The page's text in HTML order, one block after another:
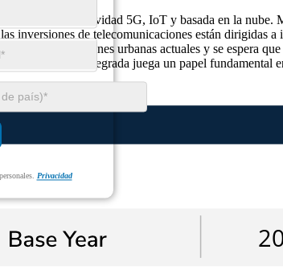
Privacidad
de conectividad 5G, IoT y basada en la nube.
inversiones de telecomunicaciones están dirigidas
urbanas actuales y se espera
integrada juega un papel fundamental